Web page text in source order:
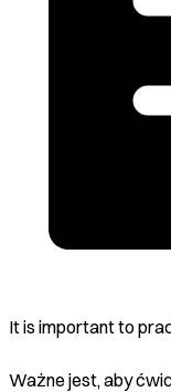
It is important to
Ważne jest, aby